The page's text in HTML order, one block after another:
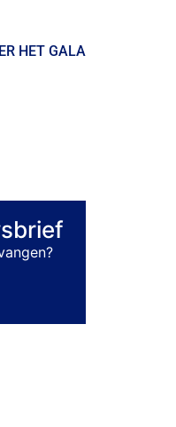
HET GALA